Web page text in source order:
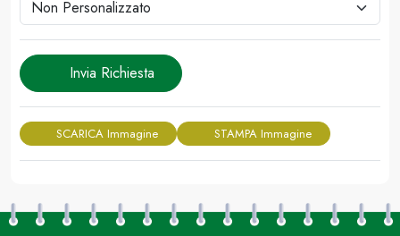
Invia Richiesta
SCARICA Immagine STAMPA Immagine